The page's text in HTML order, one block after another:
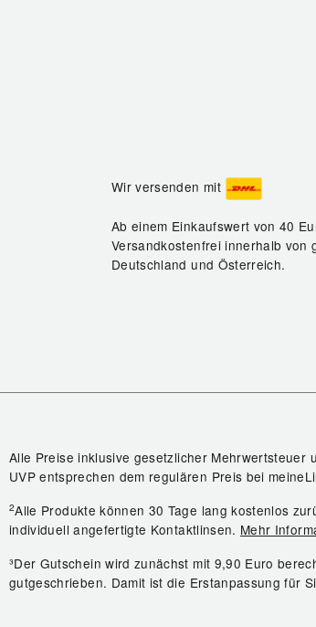
Wir versenden mit
Ab einem Einkaufswert von 40
Versandkostenfrei innerhalb von
Deutschland und Österreich.
Alle Preise inklusive gesetzlicher Mehrwertsteuer
UVP entsprechen dem regulären Preis bei
2Alle Produkte können 30 Tage lang kostenlos
individuell angefertigte Kontaktlinsen. Mehr
³Der Gutschein wird zunächst mit 9,90 Euro
gutgeschrieben. Damit ist die Erstanpassung für